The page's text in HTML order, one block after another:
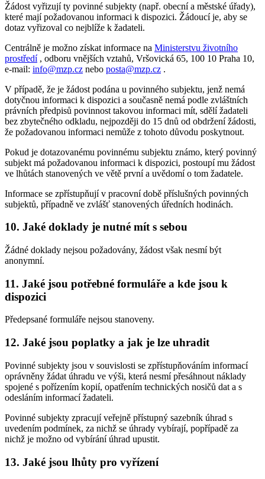
Žádost vyřizují ty povinné subjekty (např. obecní a městské úřady),
které mají požadovanou informaci k dispozici. Žádoucí je, aby se
dotaz vyřizoval co nejblíže k žadateli.
Centrálně je možno získat informace na Ministerstvu životního
prostředí, odboru vnějších vztahů, Vršovická 65, 100 10 Praha 10,
e-mail: info@mzp.cz nebo posta@mzp.cz .
V případě, že je žádost podána u povinného subjektu, jenž nemá
dotyčnou informaci k dispozici a současně nemá podle zvláštních
právních předpisů povinnost takovou informaci mít, sdělí žadateli
bez zbytečného odkladu, nejpozději do 15 dnů od obdržení žádosti,
že požadovanou informaci nemůže z tohoto důvodu poskytnout.
Pokud je dotazovanému povinnému subjektu známo, který povinný
subjekt má požadovanou informaci k dispozici, postoupí mu žádost
ve lhůtách stanovených ve větě první a uvědomí o tom žadatele.
Informace se zpřístupňují v pracovní době příslušných povinných
subjektů, případně ve zvlášť stanovených úředních hodinách.
10. Jaké doklady je nutné mít s sebou
Žádné doklady nejsou požadovány, žádost však nesmí být
anonymní.
11. Jaké jsou potřebné formuláře a kde jsou k
dispozici
Předepsané formuláře nejsou stanoveny.
12. Jaké jsou poplatky a jak je lze uhradit
Povinné subjekty jsou v souvislosti se zpřístupňováním informací
oprávněny žádat úhradu ve výši, která nesmí přesáhnout náklady
spojené s pořízením kopií, opatřením technických nosičů dat a s
odesláním informací žadateli.
Povinné subjekty zpracují veřejně přístupný sazebník úhrad s
uvedením podmínek, za nichž se úhrady vybírají, popřípadě za
nichž je možno od vybírání úhrad upustit.
13. Jaké jsou lhůty pro vyřízení